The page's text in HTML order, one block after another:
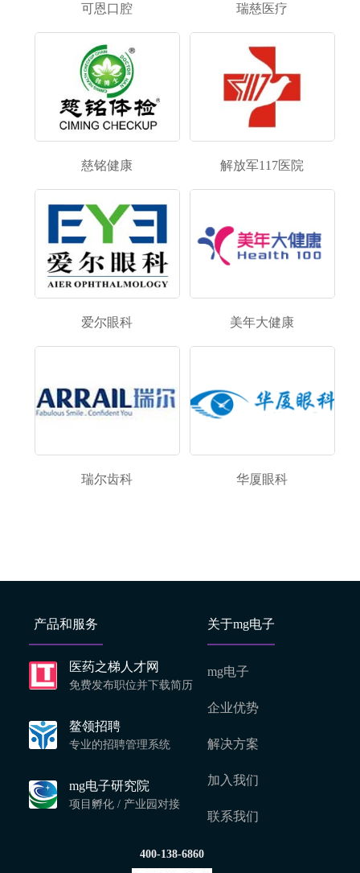
可恩口腔 瑞慈医疗
慈铭健康 解放军117医院
爱尔眼科 美年大健康
瑞尔齿科 华厦眼科
产品和服务
医药之梯人才网
免费发布职位并下载简历
鳌领招聘
专业的招聘管理系统
mg电子研究院
项目孵化 / 产业园对接
关于mg电子
mg电子
企业优势
解决方案
加入我们
联系我们
400-138-6860